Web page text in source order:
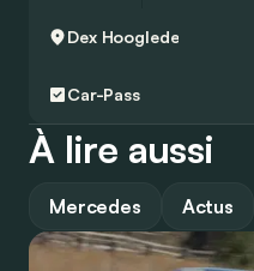
Dex Hooglede
Car-Pass
À lire aussi
Mercedes Actus